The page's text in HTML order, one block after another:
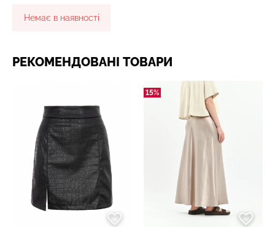
Немає в наявності
РЕКОМЕНДОВАНІ ТОВАРИ
15%